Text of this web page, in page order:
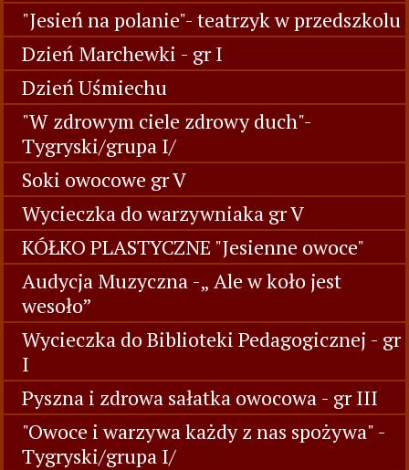
"Jesień na polanie"- teatrzyk w przedszkolu
Dzień Marchewki - gr I
Dzień Uśmiechu
"W zdrowym ciele zdrowy duch"-
Tygryski/grupa I/
Soki owocowe gr V
Wycieczka do warzywniaka gr V
KÓŁKO PLASTYCZNE "Jesienne owoce"
Audycja Muzyczna -„ Ale w koło jest
wesoło”
Wycieczka do Biblioteki Pedagogicznej - gr
I
Pyszna i zdrowa sałatka owocowa - gr III
"Owoce i warzywa każdy z nas spożywa" -
Tygryski/grupa I/